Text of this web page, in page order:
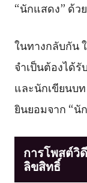
“นักแสดง” ด้วย
ในทางกลับกัน
จำเป็นต้องได้
และนักเขียนบ
ยินยอมจาก “นั
การโพสต์วิ
ลิขสิทธิ์